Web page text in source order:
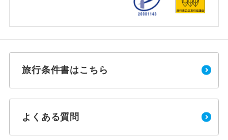
旅行条件書はこちら
よくある質問